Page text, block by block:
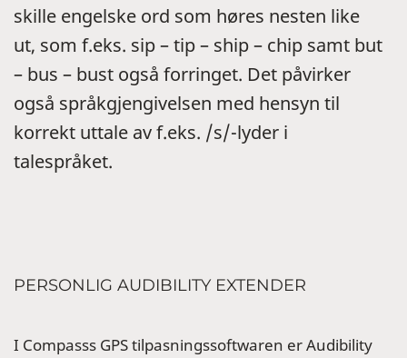
skille engelske ord som høres nesten like
ut, som f.eks. sip – tip – ship – chip samt but
– bus – bust også forringet. Det påvirker
også språkgjengivelsen med hensyn til
korrekt uttale av f.eks. /s/-lyder i
talespråket.
PERSONLIG AUDIBILITY EXTENDER
I Compasss GPS tilpasningssoftwaren er Audibility